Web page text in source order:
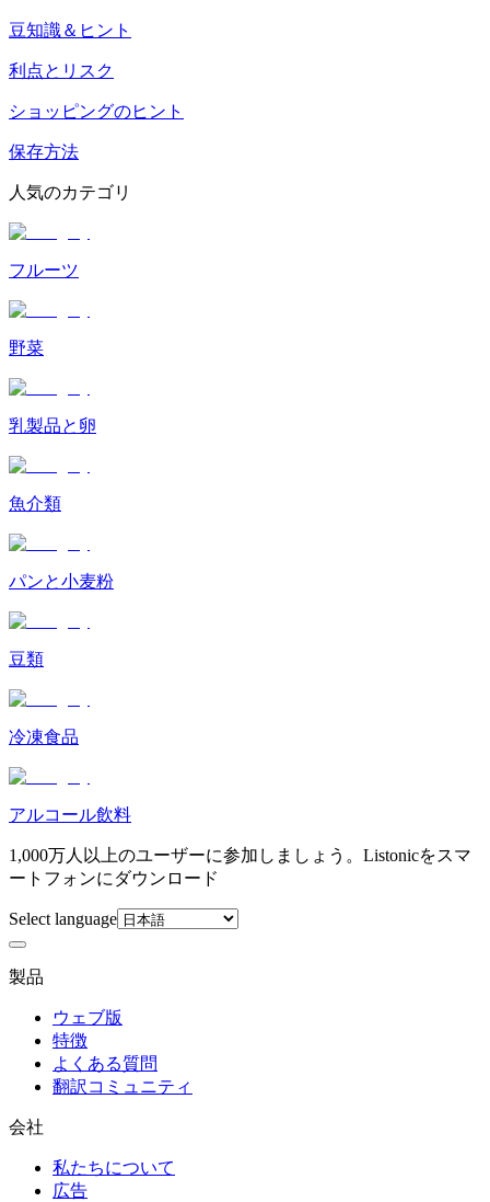
豆知識＆ヒント
利点とリスク
ショッピングのヒント
保存方法
人気のカテゴリ
フルーツ
野菜
乳製品と卵
魚介類
パンと小麦粉
豆類
冷凍食品
アルコール飲料
1,000万人以上のユーザーに参加しましょう。Listonicをスマ
ートフォンにダウンロード
Select language
製品
ウェブ版
特徴
よくある質問
翻訳コミュニティ
会社
私たちについて
広告